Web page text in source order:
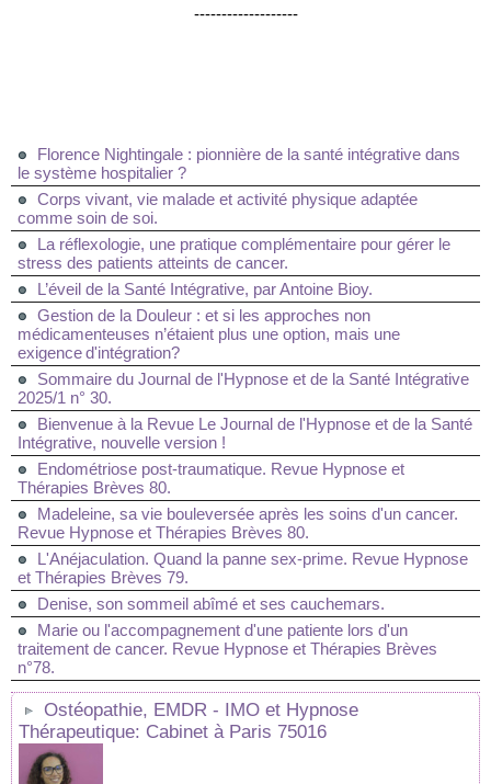
-------------------
Florence Nightingale : pionnière de la santé intégrative dans
le système hospitalier ?
Corps vivant, vie malade et activité physique adaptée
comme soin de soi.
La réflexologie, une pratique complémentaire pour gérer le
stress des patients atteints de cancer.
L’éveil de la Santé Intégrative, par Antoine Bioy.
Gestion de la Douleur : et si les approches non
médicamenteuses n’étaient plus une option, mais une
exigence d'intégration?
Sommaire du Journal de l'Hypnose et de la Santé Intégrative
2025/1 n° 30.
Bienvenue à la Revue Le Journal de l'Hypnose et de la Santé
Intégrative, nouvelle version !
Endométriose post-traumatique. Revue Hypnose et
Thérapies Brèves 80.
Madeleine, sa vie bouleversée après les soins d'un cancer.
Revue Hypnose et Thérapies Brèves 80.
L'Anéjaculation. Quand la panne sex-prime. Revue Hypnose
et Thérapies Brèves 79.
Denise, son sommeil abîmé et ses cauchemars.
Marie ou l'accompagnement d'une patiente lors d'un
traitement de cancer. Revue Hypnose et Thérapies Brèves
n°78.
Ostéopathie, EMDR - IMO et Hypnose
Thérapeutique: Cabinet à Paris 75016